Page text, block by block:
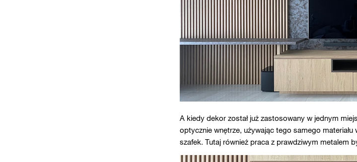
A kiedy dekor został już zastosowany w jednym
optycznie wnętrze, używając tego samego
szafek. Tutaj również praca z prawdziwym metalem